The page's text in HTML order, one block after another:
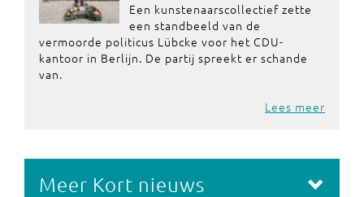
Een kunstenaarscollectief zette
een standbeeld van de
vermoorde politicus Lübcke voor het CDU-
kantoor in Berlijn. De partij spreekt er schande
van.
Lees meer
Meer Kort nieuws